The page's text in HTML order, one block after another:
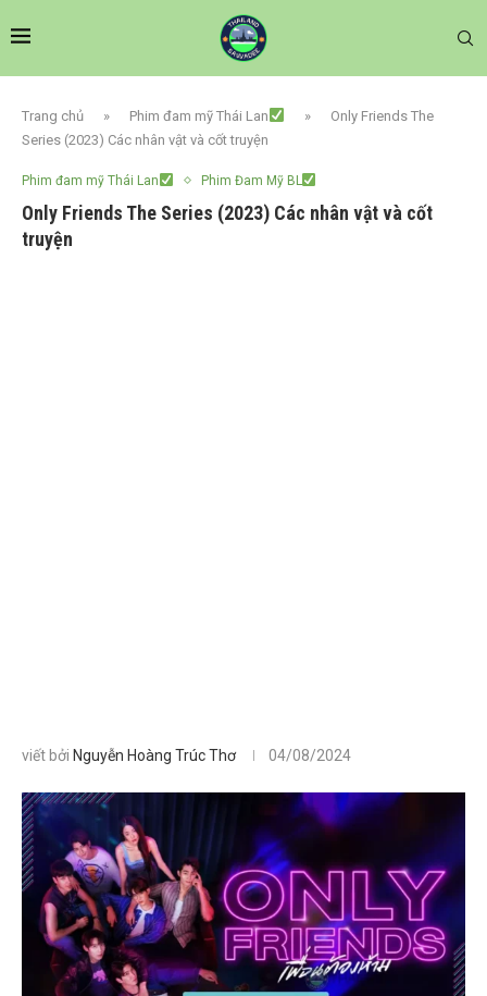
Trang chủ » Phim đam mỹ Thái Lan »
Only Friends The
Series (2023) Các nhân vật và cốt truyện
Phim đam mỹ Thái Lan Phim Đam Mỹ BL
Only Friends The Series (2023) Các nhân vật và cốt
truyện
viết bởi Nguyễn Hoàng Trúc Thơ 04/08/2024